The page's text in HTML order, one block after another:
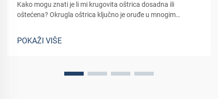
Kako mogu znati je li mi krugovita oštrica dosadna ili
oštećena? Okrugla oštrica ključno je oruđe u mnogim
popravaka kuće. Oštro, netaknuto kružno oštro čini čiste
rezove učinkovito, dok...
POKAŽI VIŠE